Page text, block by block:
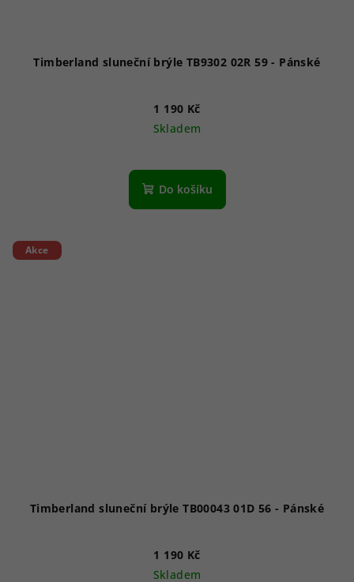
Timberland sluneční brýle TB9302 02R 59 - Pánské
1 190 Kč
Skladem
Do košíku
Akce
Timberland sluneční brýle TB00043 01D 56 - Pánské
1 190 Kč
Skladem